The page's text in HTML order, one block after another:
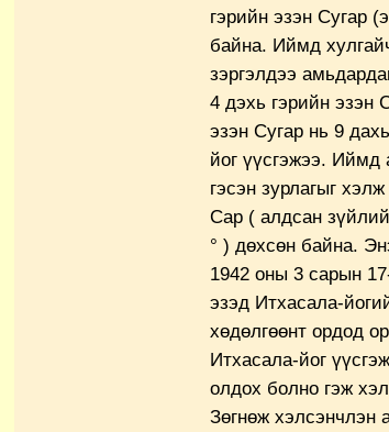
гэрийн эзэн Сугар
байна. Иймд
зэргэлдээ
4 дэхь гэрийн эзэн
эзэн Сугар нь 9
йог үүсгэжээ. Иймд
гэсэн зурлагыг
Сар ( алдсан
° ) дөхсөн байна.
1942 оны 3 сарын
эзэд Итхасала-
хөдөлгөөнт ордод
Итхасала-йог
олдох болно гэж
Зөгнөж хэлсэнчлэн